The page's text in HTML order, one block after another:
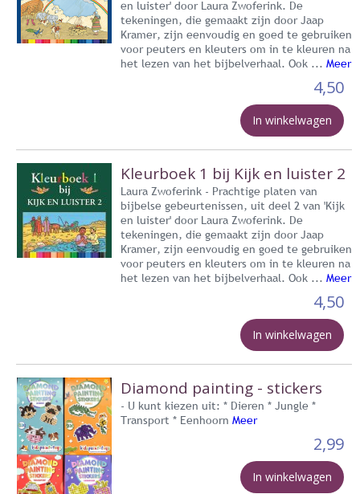
en luister' door Laura Zwoferink. De
tekeningen, die gemaakt zijn door Jaap
Kramer, zijn eenvoudig en goed te gebruiken
voor peuters en kleuters om in te kleuren na
het lezen van het bijbelverhaal. Ook ... Meer
4,50
In winkelwagen
Kleurboek 1 bij Kijk en luister 2
Laura Zwoferink - Prachtige platen van
bijbelse gebeurtenissen, uit deel 2 van 'Kijk
en luister' door Laura Zwoferink. De
tekeningen, die gemaakt zijn door Jaap
Kramer, zijn eenvoudig en goed te gebruiken
voor peuters en kleuters om in te kleuren na
het lezen van het bijbelverhaal. Ook ... Meer
4,50
In winkelwagen
Diamond painting - stickers
- U kunt kiezen uit: * Dieren * Jungle *
Transport * Eenhoorn Meer
2,99
In winkelwagen